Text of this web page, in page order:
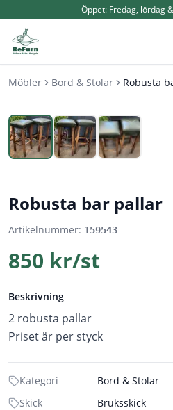
Öppet: Fredag, lördag
Möbler Bord & Stolar Robusta
Robusta bar pallar
Artikelnummer: 159543
850 kr/st
Beskrivning
2 robusta pallar
Priset är per styck
Kategori
Bord & Stolar
Skick
Bruksskick